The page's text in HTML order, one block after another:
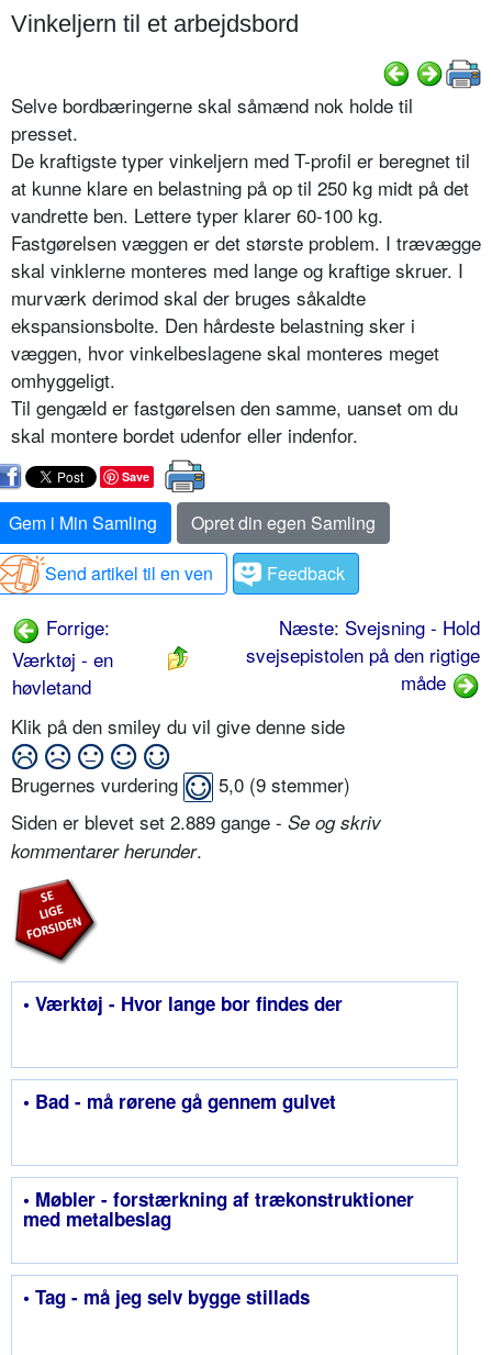
Vinkeljern til et arbejdsbord
Selve bordbæringerne skal såmænd nok holde til
presset.
De kraftigste typer vinkeljern med T-profil er beregnet til
at kunne klare en belastning på op til 250 kg midt på det
vandrette ben. Lettere typer klarer 60-100 kg.
Fastgørelsen væggen er det største problem. I trævægge
skal vinklerne monteres med lange og kraftige skruer. I
murværk derimod skal der bruges såkaldte
ekspansionsbolte. Den hårdeste belastning sker i
væggen, hvor vinkelbeslagene skal monteres meget
omhyggeligt.
Til gengæld er fastgørelsen den samme, uanset om du
skal montere bordet udenfor eller indenfor.
Save
Gem i Min Samling
Opret din egen Samling
Send artikel til en ven
Feedback
Forrige:
Værktøj - en
høvletand
Næste: Svejsning - Hold
svejsepistolen på den rigtige
måde
Klik på den smiley du vil give denne side
Brugernes vurdering 5,0 (9 stemmer)
Siden er blevet set 2.889 gange - Se og skriv
kommentarer herunder.
• Værktøj - Hvor lange bor findes der
• Bad - må rørene gå gennem gulvet
• Møbler - forstærkning af trækonstruktioner
med metalbeslag
• Tag - må jeg selv bygge stillads